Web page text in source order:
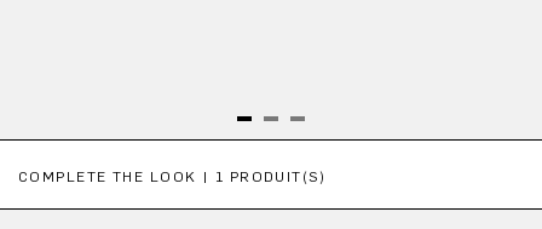
COMPLETE THE LOOK | 1 PRODUIT(S)